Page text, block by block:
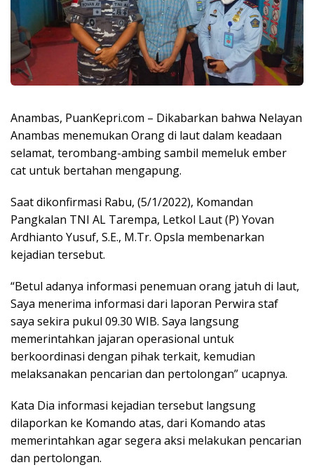
Anambas, PuanKepri.com – Dikabarkan bahwa Nelayan
Anambas menemukan Orang di laut dalam keadaan
selamat, terombang-ambing sambil memeluk ember
cat untuk bertahan mengapung.
Saat dikonfirmasi Rabu, (5/1/2022), Komandan
Pangkalan TNI AL Tarempa, Letkol Laut (P) Yovan
Ardhianto Yusuf, S.E., M.Tr. Opsla membenarkan
kejadian tersebut.
“Betul adanya informasi penemuan orang jatuh di laut,
Saya menerima informasi dari laporan Perwira staf
saya sekira pukul 09.30 WIB. Saya langsung
memerintahkan jajaran operasional untuk
berkoordinasi dengan pihak terkait, kemudian
melaksanakan pencarian dan pertolongan” ucapnya.
Kata Dia informasi kejadian tersebut langsung
dilaporkan ke Komando atas, dari Komando atas
memerintahkan agar segera aksi melakukan pencarian
dan pertolongan.